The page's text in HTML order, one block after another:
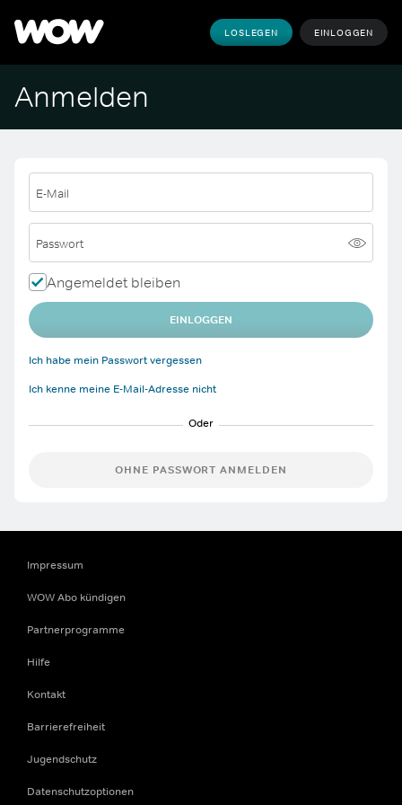
LOSLEGEN EINLOGGEN
Anmelden
E-Mail
Passwort
Angemeldet bleiben
EINLOGGEN
Ich habe mein Passwort vergessen
Ich kenne meine E-Mail-Adresse nicht
OHNE PASSWORT ANMELDEN
Impressum
WOW Abo kündigen
Partnerprogramme
Hilfe
Kontakt
Barrierefreiheit
Jugendschutz
Datenschutzoptionen